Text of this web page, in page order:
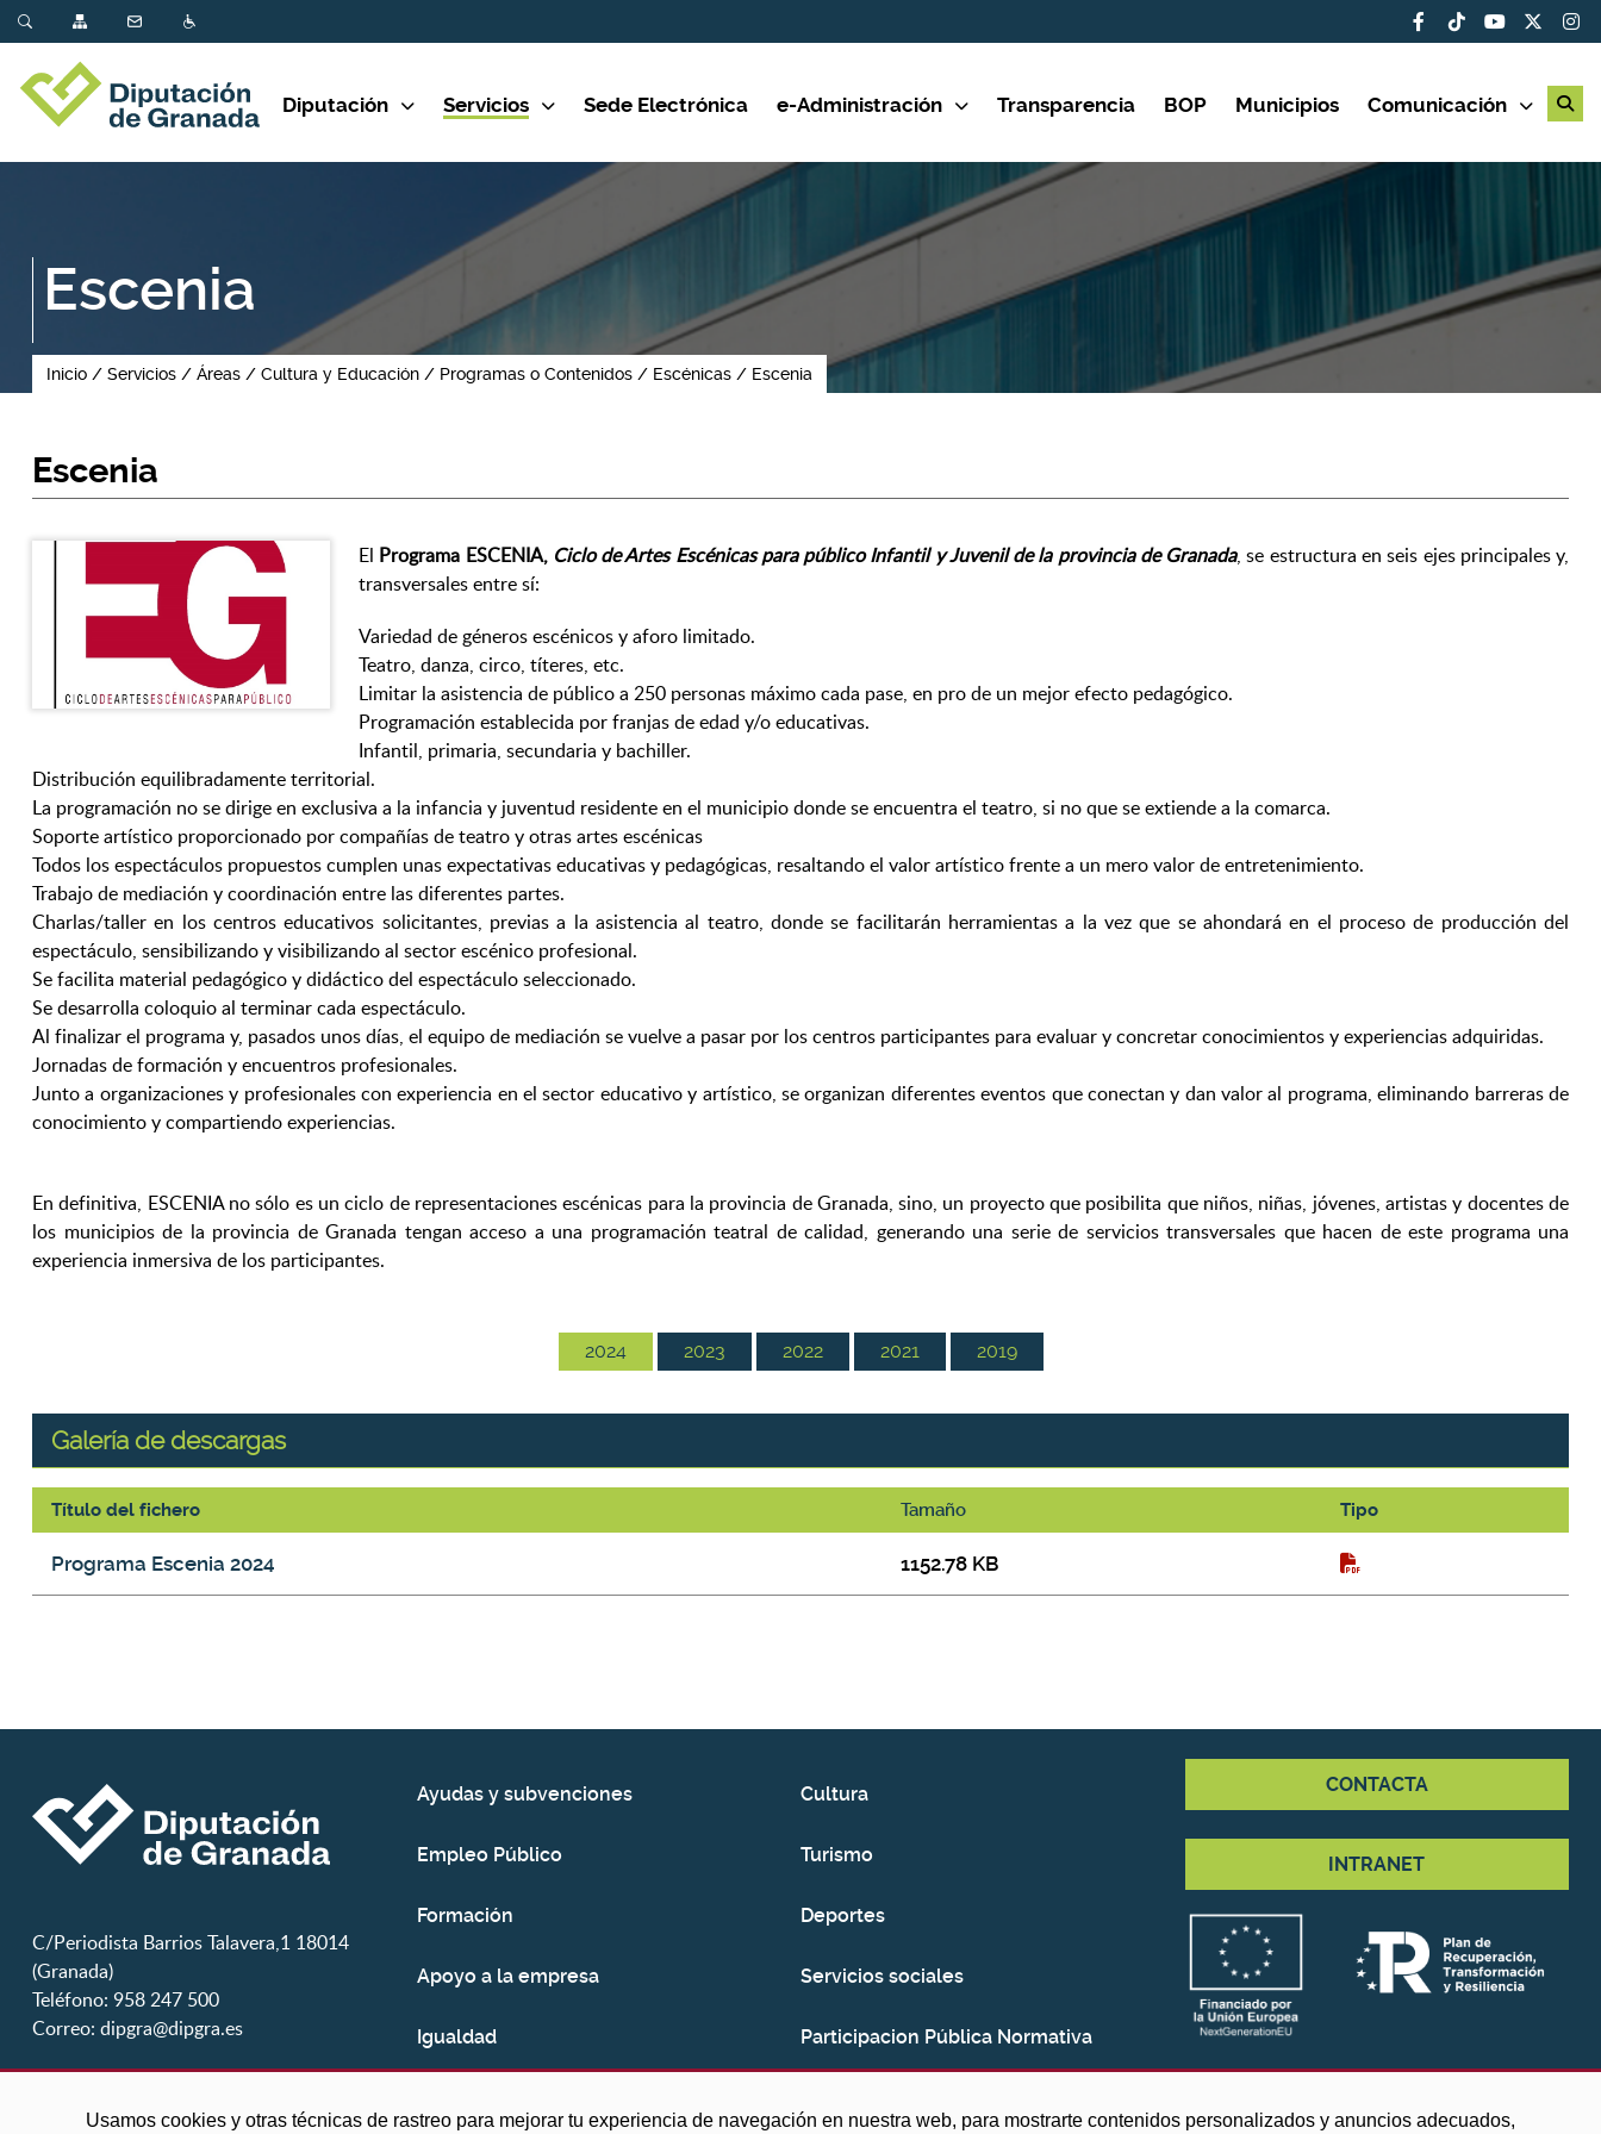
Usamos cookies y otras técnicas de rastreo para mejorar tu experiencia de navegación en nuestra web, para mostrarte contenidos personalizados y anuncios adecuados,
Diputación Servicios Sede Electrónica e-Administración Transparencia BOP Municipios Comunicación
Escenia
Inicio Servicios Áreas Cultura y Educación Programas o Contenidos Escénicas Escenia
Escenia
El Programa ESCENIA, Ciclo de Artes Escénicas para público Infantil y Juvenil de la provincia de Granada, se estructura en seis ejes principales y,
transversales entre sí:
Variedad de géneros escénicos y aforo limitado.
Teatro, danza, circo, títeres, etc.
Limitar la asistencia de público a 250 personas máximo cada pase, en pro de un mejor efecto pedagógico.
Programación establecida por franjas de edad y/o educativas.
Infantil, primaria, secundaria y bachiller.
Distribución equilibradamente territorial.
La programación no se dirige en exclusiva a la infancia y juventud residente en el municipio donde se encuentra el teatro, si no que se extiende a la comarca.
Soporte artístico proporcionado por compañías de teatro y otras artes escénicas
Todos los espectáculos propuestos cumplen unas expectativas educativas y pedagógicas, resaltando el valor artístico frente a un mero valor de entretenimiento.
Trabajo de mediación y coordinación entre las diferentes partes.
Charlas/taller en los centros educativos solicitantes, previas a la asistencia al teatro, donde se facilitarán herramientas a la vez que se ahondará en el proceso de producción del
espectáculo, sensibilizando y visibilizando al sector escénico profesional.
Se facilita material pedagógico y didáctico del espectáculo seleccionado.
Se desarrolla coloquio al terminar cada espectáculo.
Al finalizar el programa y, pasados unos días, el equipo de mediación se vuelve a pasar por los centros participantes para evaluar y concretar conocimientos y experiencias adquiridas.
Jornadas de formación y encuentros profesionales.
Junto a organizaciones y profesionales con experiencia en el sector educativo y artístico, se organizan diferentes eventos que conectan y dan valor al programa, eliminando barreras de
conocimiento y compartiendo experiencias.
En definitiva, ESCENIA no sólo es un ciclo de representaciones escénicas para la provincia de Granada, sino, un proyecto que posibilita que niños, niñas, jóvenes, artistas y docentes de
los municipios de la provincia de Granada tengan acceso a una programación teatral de calidad, generando una serie de servicios transversales que hacen de este programa una
experiencia inmersiva de los participantes.
2024 2023 2022 2021 2019
Galería de descargas
Título del fichero Tamaño Tipo
Programa Escenia 2024 1152.78 KB
C/Periodista Barrios Talavera,1 18014
(Granada)
Teléfono: 958 247 500
Correo: dipgra@dipgra.es
Ayudas y subvenciones
Empleo Público
Formación
Apoyo a la empresa
Igualdad
Cultura
Turismo
Deportes
Servicios sociales
Participacion Pública Normativa
CONTACTA
INTRANET